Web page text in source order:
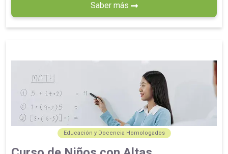
Saber más
Educación y Docencia Homologados